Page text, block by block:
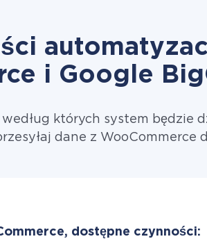
i Google
których system będzie
dane z WooCommerce
dostępne czynności: